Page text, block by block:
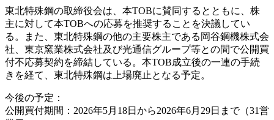
東北特殊鋼の取締役会は、本TOBに賛同するとともに、株
主に対して本TOBへの応募を推奨することを決議してい
る。また、東北特殊鋼の他の主要株主である岡谷鋼機株式会
社、東京窯業株式会社及び光通信グループ等との間で公開買
付不応募契約を締結している。本TOB成立後の一連の手続
きを経て、東北特殊鋼は上場廃止となる予定。
今後の予定：
公開買付期間：2026年5月18日から2026年6月29日まで（31営